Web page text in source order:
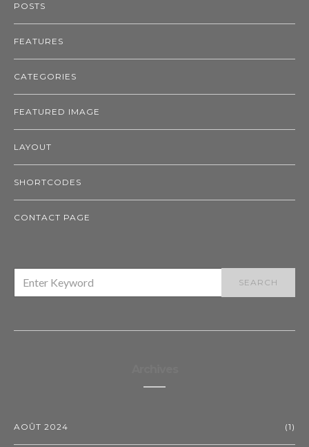
POSTS
FEATURES
CATEGORIES
FEATURED IMAGE
LAYOUT
SHORTCODES
CONTACT PAGE
FOR:
SEARCH
AOÛT 2024 (1)